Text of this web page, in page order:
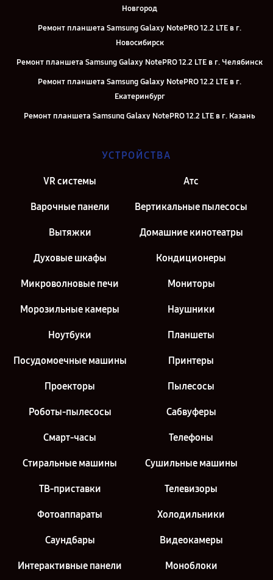
Новгород
Ремонт планшета Samsung Galaxy NotePRO 12.2 LTE в г.
Новосибирск
Ремонт планшета Samsung Galaxy NotePRO 12.2 LTE в г. Челябинск
Ремонт планшета Samsung Galaxy NotePRO 12.2 LTE в г.
Екатеринбург
Ремонт планшета Samsung Galaxy NotePRO 12.2 LTE в г. Казань
Ремонт планшета Samsung Galaxy NotePRO 12.2 LTE в г. Санкт-
УСТРОЙСТВА
VR системы Атс
Варочные панели Вертикальные пылесосы
Вытяжки Домашние кинотеатры
Духовые шкафы Кондиционеры
Микроволновые печи Мониторы
Морозильные камеры Наушники
Ноутбуки Планшеты
Посудомоечные машины Принтеры
Проекторы Пылесосы
Роботы-пылесосы Сабвуферы
Смарт-часы Телефоны
Стиральные машины Сушильные машины
ТВ-приставки Телевизоры
Фотоаппараты Холодильники
Саундбары Видеокамеры
Интерактивные панели Моноблоки